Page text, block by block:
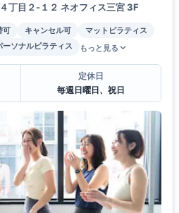
丁目２-１２ ネオフィス三宮 3F
可 キャンセル可
マットピラティス
ーソナルピラティス もっと見る
定休日
毎週日曜日、祝日